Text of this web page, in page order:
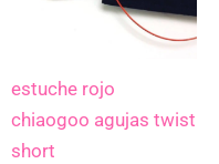
estuche rojo
chiaogoo agujas twist
short